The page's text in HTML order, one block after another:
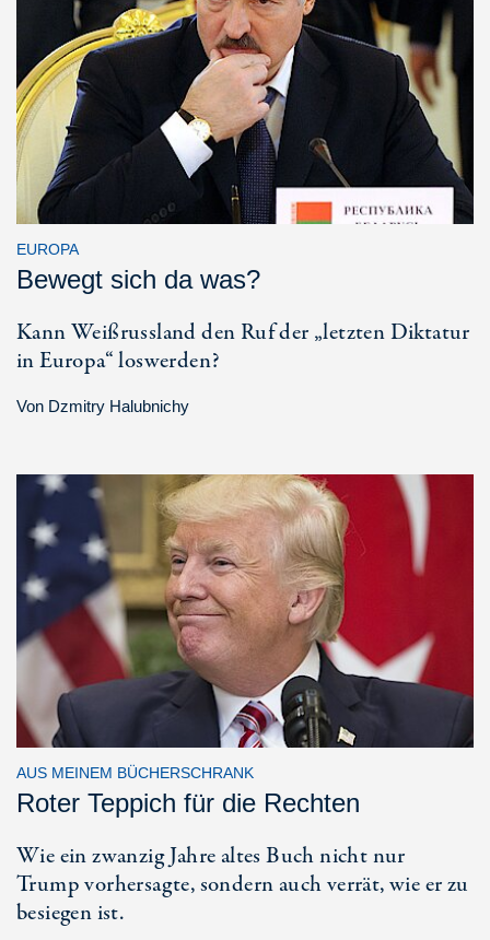
EUROPA
Bewegt sich da was?
Kann Weißrussland den Ruf der „letzten Diktatur
in Europa“ loswerden?
Von Dzmitry Halubnichy
AUS MEINEM BÜCHERSCHRANK
Roter Teppich für die Rechten
Wie ein zwanzig Jahre altes Buch nicht nur
Trump vorhersagte, sondern auch verrät, wie er zu
besiegen ist.